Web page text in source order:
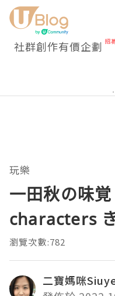
社群創作有價企劃
玩樂
一田秋の味
characters
瀏覽次數:782
二寶媽咪